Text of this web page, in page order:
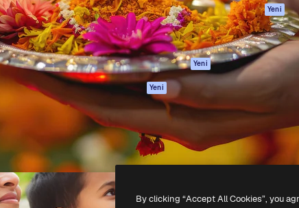
oluşturucu
AI ses oluşturucu
Stok içerik
Claude/ChatGPT
için MCP
Yeni
Ajanlar Yeni
Mobil Uygulama
Tüm Magnific
araçları
Orijinaller Yeni
Çerez politikası
Güven merkezi
Satış ortakları
Kurumsal
Freepik Company S.L.U.Her hakkı saklıdır
By clicking “Accept All Cookies”, you